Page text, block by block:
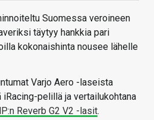
Suomessa veroineen
täytyy hankkia pari
kokonaishinta nousee lähelle
Varjo Aero -laseista
pelillä ja vertailukohtana
Reverb G2 V2 -lasit.